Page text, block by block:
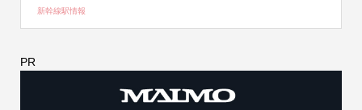
新幹線駅情報
PR